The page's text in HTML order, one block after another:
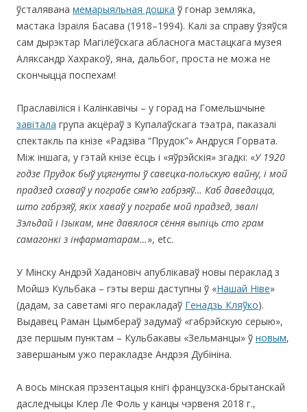
ўсталявана мемарыяльная дошка ў гонар земляка,
мастака Ізраіля Басава (1918–1994). Калі за справу ўзяўся
сам дырэктар Магілёўскага абласнога мастацкага музея
Аляксандр Хахракоў, яна, дальбог, проста не можа не
скончыцца поспехам!
Праславіліся і Калінкавічы – у горад на Гомельшчыне
завітала група акцёраў з Купалаўскага тэатра, паказалі
спектакль па кнізе «Радзіва “Прудок”» Андруся Горвата.
Між іншага, у гэтай кнізе ёсць і «яўрэйскія» згадкі: «У 1920
годзе Прудок быў уцягнуты ў савецка-польскую вайну, і мой
прадзед схаваў у пограбе сям’ю габрэяў… Каб даведацца,
што габрэяў, якіх хаваў у пограбе мой прадзед, звалі
Зэльдай і Ізыкам, мне давялося сёння выпіць сто грам
самагонкі з інфарматарам…», etc.
У Мінску Андрэй Хадановіч апублікаваў новы пераклад з
Мойшэ Кульбака – гэты верш даступны ў «Нашай Ніве»
(дадам, за саветамі яго перакладаў Генадзь Кляўко).
Выдавец Раман Цымбераў задумаў «габрэйскую серыю»,
дзе першым пунктам – Кульбакавы «Зельманцы» ў новым,
завершаным ужо перакладзе Андрэя Дубініна.
А вось мінская прэзентацыя кнігі французска-брытанскай
даследчыцы Клер Ле Фоль у канцы чэрвеня 2018 г.,